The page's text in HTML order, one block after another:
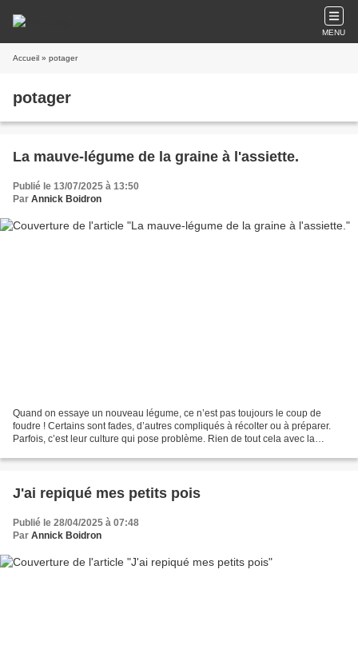
MENU
Accueil » potager
potager
La mauve-légume de la graine à l'assiette.
Publié le 13/07/2025 à 13:50
Par Annick Boidron
Quand on essaye un nouveau légume, ce n’est pas toujours le coup de
foudre ! Certains sont fades, d’autres compliqués à récolter ou à préparer.
Parfois, c’est leur culture qui pose problème. Rien de tout cela avec la
J'ai repiqué mes petits pois
Publié le 28/04/2025 à 07:48
Par Annick Boidron